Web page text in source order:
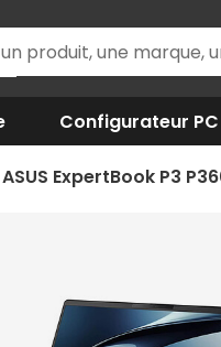
Configurateur PC
ASUS ExpertBook P3